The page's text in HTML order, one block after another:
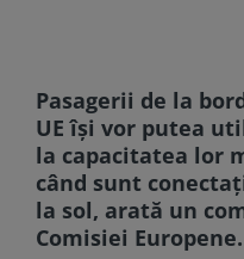
Pasagerii de la
UE îşi vor putea
la capacitatea lor
când sunt
la sol, arată un
Comisiei Europene.